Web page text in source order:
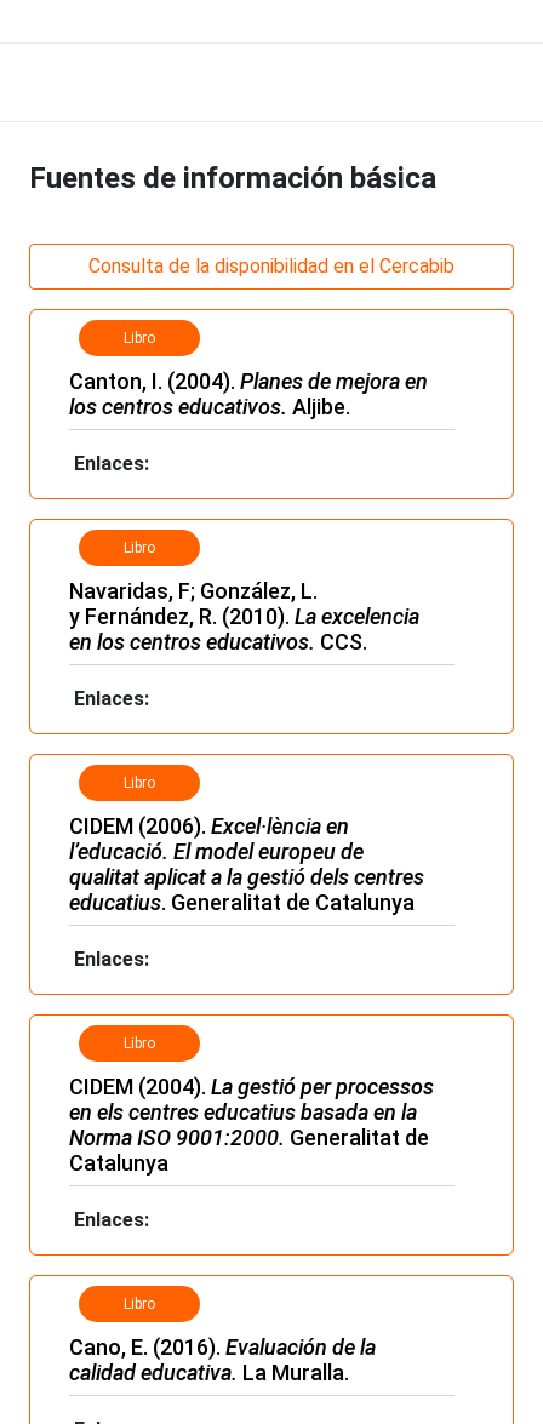
Fuentes de información básica
Consulta de la disponibilidad en el Cercabib
Libro
Canton, I. (2004). Planes de mejora en
los centros educativos. Aljibe.
Enlaces:
Libro
Navaridas, F; González, L.
y Fernández, R. (2010). La excelencia
en los centros educativos. CCS.
Enlaces:
Libro
CIDEM (2006). Excel·lència en
l’educació. El model europeu de
qualitat aplicat a la gestió dels centres
educatius. Generalitat de Catalunya
Enlaces:
Libro
CIDEM (2004). La gestió per processos
en els centres educatius basada en la
Norma ISO 9001:2000. Generalitat de
Catalunya
Enlaces:
Libro
Cano, E. (2016). Evaluación de la
calidad educativa. La Muralla.